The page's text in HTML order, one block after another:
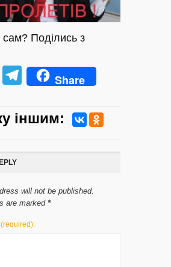
Поділись з
ViberTelegram
Share
iншим:
will not be published.
are marked*
(required):